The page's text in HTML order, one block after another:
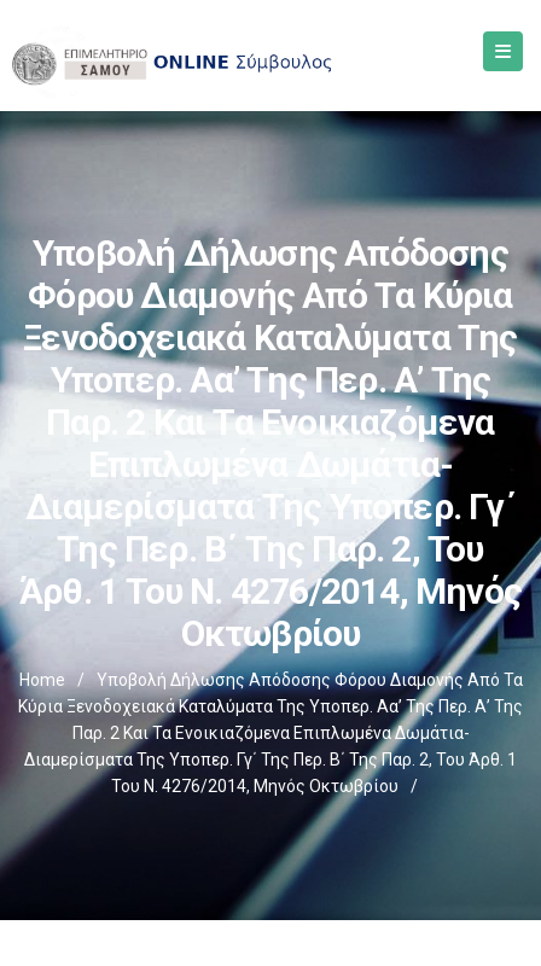
Υποβολή Δήλωσης Απόδοσης
Φόρου Διαμονής Από Τα Κύρια
Ξενοδοχειακά Καταλύματα Της
Υποπερ. Αα’ Της Περ. Α’ Της
Παρ. 2 Και Τα Ενοικιαζόμενα
Επιπλωμένα Δωμάτια-
Διαμερίσματα Της Υποπερ. Γγ΄
Της Περ. Β΄ Της Παρ. 2, Του
Άρθ. 1 Του Ν. 4276/2014, Μηνός
Οκτωβρίου
Home /
Υποβολή Δήλωσης Απόδοσης Φόρου Διαμονής Από Τα
Κύρια Ξενοδοχειακά Καταλύματα Της Υποπερ. Αα’ Της Περ. Α’ Της
Παρ. 2 Και Τα Ενοικιαζόμενα Επιπλωμένα Δωμάτια-
Διαμερίσματα Της Υποπερ. Γγ΄ Της Περ. Β΄ Της Παρ. 2, Του Άρθ. 1
Του Ν. 4276/2014, Μηνός Οκτωβρίου
/